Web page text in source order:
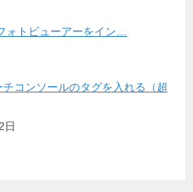
ォトビューアーをイン…
コンソールのタグを入れる（超
日